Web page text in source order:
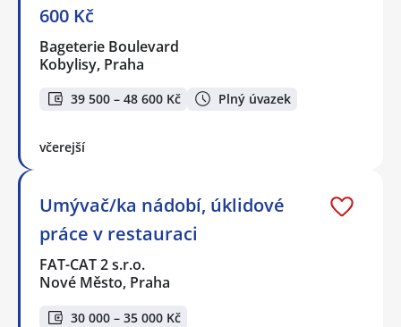
600 Kč
Bageterie Boulevard
Kobylisy, Praha
39 500 – 48 600 Kč Plný úvazek
včerejší
Umývač/ka nádobí, úklidové
práce v restauraci
FAT-CAT 2 s.r.o.
Nové Město, Praha
30 000 – 35 000 Kč